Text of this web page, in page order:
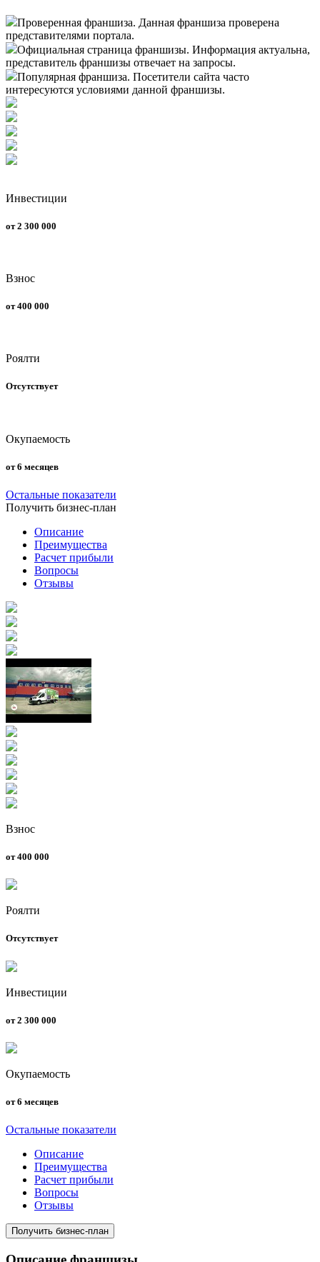
Проверенная франшиза. Данная франшиза проверена
представителями портала.
Официальная страница франшизы. Информация актуальна,
представитель франшизы отвечает на запросы.
Популярная франшиза. Посетители сайта часто
интересуются условиями данной франшизы.
Инвестиции
от 2 300 000
Взнос
от 400 000
Роялти
Отсутствует
Окупаемость
от 6 месяцев
Остальные показатели
Получить бизнес-план
Описание
Преимущества
Расчет прибыли
Вопросы
Отзывы
Взнос
от 400 000
Роялти
Отсутствует
Инвестиции
от 2 300 000
Окупаемость
от 6 месяцев
Остальные показатели
Описание
Преимущества
Расчет прибыли
Вопросы
Отзывы
Получить бизнес-план